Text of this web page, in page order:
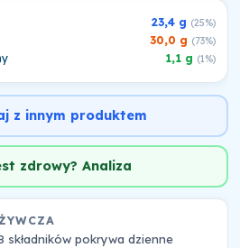
23,4 g (25%)
30,0 g (73%)
1,1 g (1%)
z innym produktem
zdrowy? Analiza
składników pokrywa dzienne